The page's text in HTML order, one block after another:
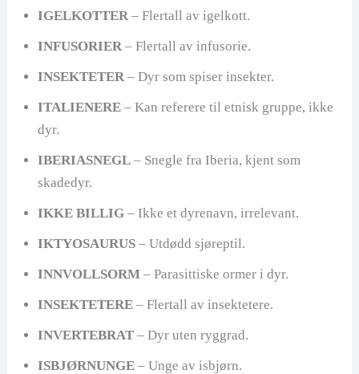
IGELKOTTER– Flertall av igelkott.
INFUSORIER– Flertall av infusorie.
INSEKTETER– Dyr som spiser insekter.
ITALIENERE– Kan referere til etnisk gruppe, ikke
dyr.
IBERIASNEGL– Snegle fra Iberia, kjent som
skadedyr.
IKKE BILLIG– Ikke et dyrenavn, irrelevant.
IKTYOSAURUS– Utdødd sjøreptil.
INNVOLLSORM– Parasittiske ormer i dyr.
INSEKTETERE– Flertall av insektetere.
INVERTEBRAT– Dyr uten ryggrad.
ISBJØRNUNGE– Unge av isbjørn.